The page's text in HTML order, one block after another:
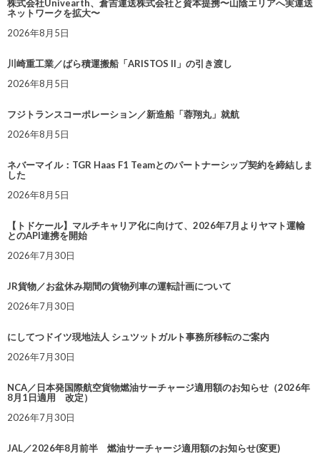
株式会社Univearth、倉吉運送株式会社と資本提携〜山陰エリアへ実運送
ネットワークを拡大〜
2026年8月5日
川崎重工業／ばら積運搬船「ARISTOS II」の引き渡し
2026年8月5日
フジトランスコーポレーション／新造船「蓉翔丸」就航
2026年8月5日
ネバーマイル：TGR Haas F1 Teamとのパートナーシップ契約を締結しま
した
2026年8月5日
【トドケール】マルチキャリア化に向けて、2026年7月よりヤマト運輸
とのAPI連携を開始
2026年7月30日
JR貨物／お盆休み期間の貨物列車の運転計画について
2026年7月30日
にしてつドイツ現地法人 シュツットガルト事務所移転のご案内
2026年7月30日
NCA／日本発国際航空貨物燃油サーチャージ適用額のお知らせ（2026年
8月1日適用 改定）
2026年7月30日
JAL／2026年8月前半 燃油サーチャージ適用額のお知らせ(変更)